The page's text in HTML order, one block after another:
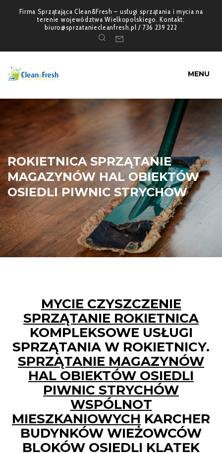
Firma Sprzątająca Clean&Fresh – usługi sprzątania i mycia na
terenie województwa Wielkopolskiego. Kontakt:
biuro@sprzataniecleanfresh.pl / 736 239 222
MENU
ROKIETNICA SPRZĄTANIE
MAGAZYNÓW HAL OBIEKTÓW
OSIEDLI PIWNIC STRYCHÓW
MYCIE CZYSZCZENIE
SPRZĄTANIE ROKIETNICA
KOMPLEKSOWE USŁUGI
SPRZĄTANIA W ROKIETNICY.
SPRZĄTANIE MAGAZYNÓW
HAL OBIEKTÓW OSIEDLI
PIWNIC STRYCHÓW
WSPÓLNOT
MIESZKANIOWYCH KARCHER
BUDYNKÓW WIEŻOWCÓW
BLOKÓW OSIEDLI KLATEK